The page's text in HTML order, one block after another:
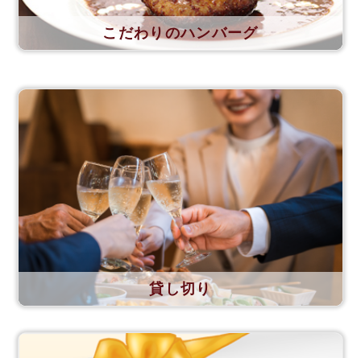
こだわりのハンバーグ
貸し切り